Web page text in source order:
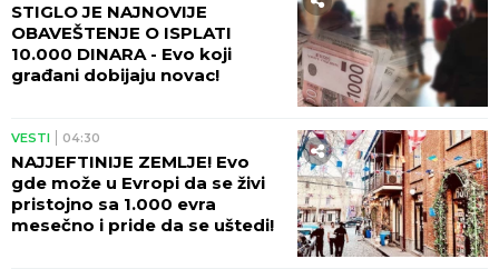
STIGLO JE NAJNOVIJE
OBAVEŠTENJE O ISPLATI
10.000 DINARA - Evo koji
građani dobijaju novac!
VESTI 04:30
NAJJEFTINIJE ZEMLJE! Evo
gde može u Evropi da se živi
pristojno sa 1.000 evra
mesečno i pride da se uštedi!